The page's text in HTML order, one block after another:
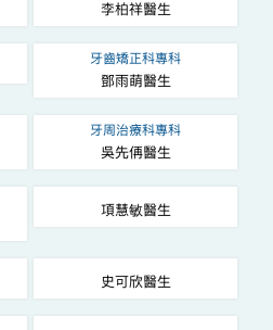
李柏祥醫生
牙齒矯正科專科
鄧雨萌醫生
牙周治療科專科
吳先侢醫生
項慧敏醫生
史可欣醫生